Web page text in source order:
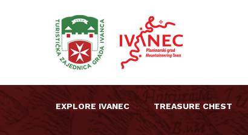
EXPLORE IVANEC TREASURE CHEST